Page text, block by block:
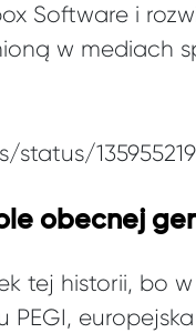
Software i
w mediach
obecnej
tej historii, bo
PEGI,